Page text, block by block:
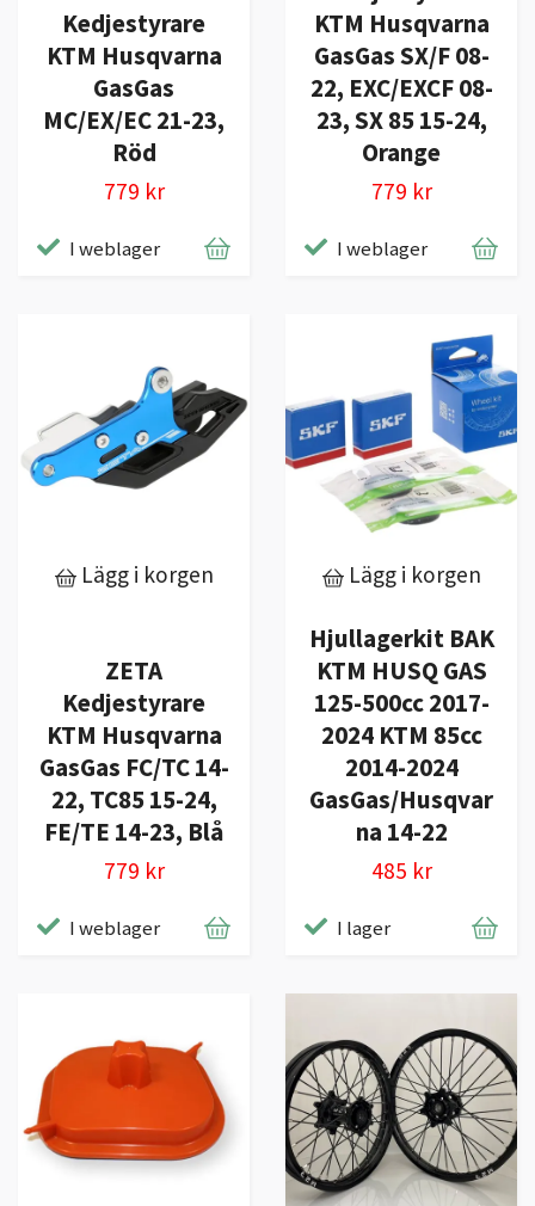
Kedjestyrare
KTM Husqvarna
GasGas
MC/EX/EC 21-23,
Röd
779 kr
I weblager
KTM Husqvarna
GasGas SX/F 08-
22, EXC/EXCF 08-
23, SX 85 15-24,
Orange
779 kr
I weblager
Lägg i korgen
ZETA
Kedjestyrare
KTM Husqvarna
GasGas FC/TC 14-
22, TC85 15-24,
FE/TE 14-23, Blå
779 kr
I weblager
Lägg i korgen
Hjullagerkit BAK
KTM HUSQ GAS
125-500cc 2017-
2024 KTM 85cc
2014-2024
GasGas/Husqvar
na 14-22
485 kr
I lager